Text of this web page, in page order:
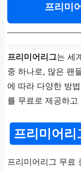
프리미
프리미어리그는 세
중 하나로, 많은 팬
에 따라 다양한 방
를 무료로 제공하고
프리미어리
프리미어리그 무료